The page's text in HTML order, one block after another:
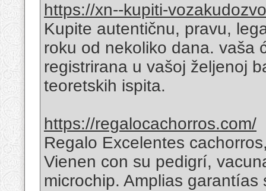
https://xn--kupiti-
Kupite autentičnu, pravu,
roku od nekoliko dana. vaša
registrirana u vašoj željenoj
teoretskih ispita.
https://regalocachorros.com/
Regalo Excelentes
Vienen con su pedigrí,
microchip. Amplias